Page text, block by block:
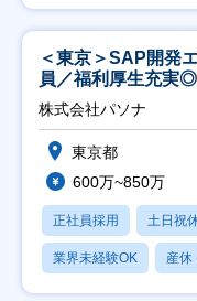
＜東京＞SAP開発
員／福利厚生充実◎
株式会社パソナ
東京都
600万~850万
正社員採用 土日祝
業界未経験OK 産休